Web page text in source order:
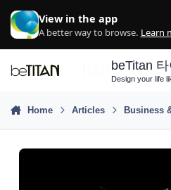
View in the app
A better way to browse. Learn
beTitan
Design your life
Home Articles Business